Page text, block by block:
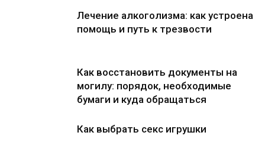
Лечение алкоголизма: как устроена
помощь и путь к трезвости
Как восстановить документы на
могилу: порядок, необходимые
бумаги и куда обращаться
Как выбрать секс игрушки